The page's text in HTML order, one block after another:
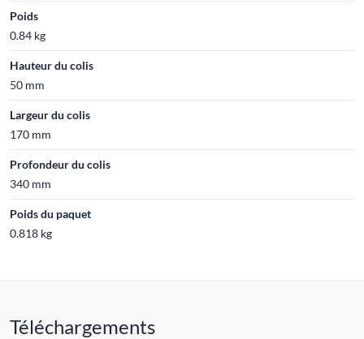
Poids
0.84 kg
Hauteur du colis
50 mm
Largeur du colis
170 mm
Profondeur du colis
340 mm
Poids du paquet
0.818 kg
Téléchargements